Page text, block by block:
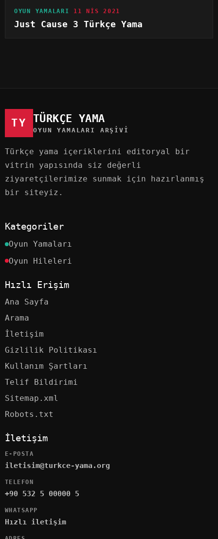
OYUN YAMALARI 11 NIS 2021
Just Cause 3 Türkçe Yama
TY TÜRKÇE YAMA
OYUN YAMALARI ARŞIVI
Türkçe yama içeriklerini editoryal bir
vitrin yapısında siz değerli
ziyaretçilerimize sunmak için hazırlanmış
bir siteyiz.
Kategoriler
Oyun Yamaları
Oyun Hileleri
Hızlı Erişim
Ana Sayfa
Arama
İletişim
Gizlilik Politikası
Kullanım Şartları
Telif Bildirimi
Sitemap.xml
Robots.txt
İletişim
E-POSTA
iletisim@turkce-yama.org
TELEFON
+90 532 5 00000 5
WHATSAPP
Hızlı iletişim